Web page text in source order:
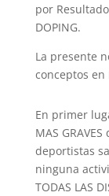
por
DOPING.
La presente
conceptos
En primer
MAS
deportistas
ninguna
TODAS LAS